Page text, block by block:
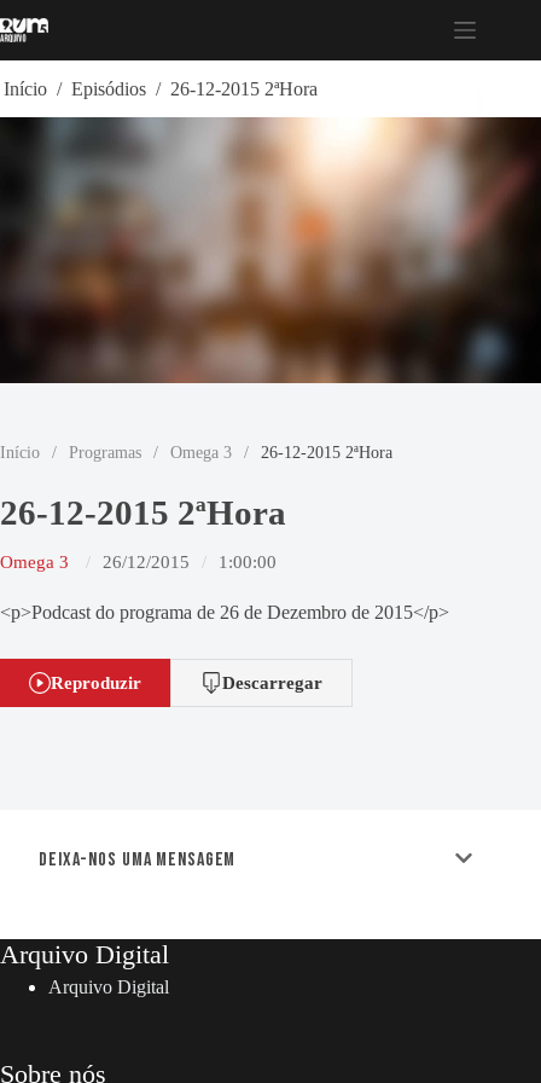
para
Início / Episódios / 26-12-2015 2ªHora
Início / Programas / Omega 3 / 26-12-2015 2ªHora
26-12-2015 2ªHora
Omega 3 26/12/2015 1:00:00
<p>Podcast do programa de 26 de Dezembro de 2015</p>
Reproduzir Descarregar
Deixa-nos uma mensagem
Arquivo Digital
Arquivo Digital
Sobre nós